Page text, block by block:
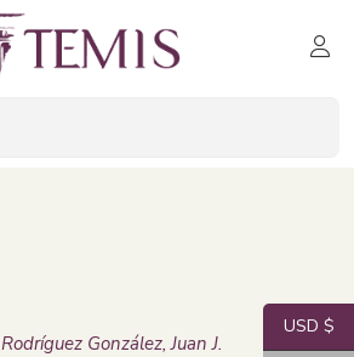
Rodríguez González, Juan J.
USD $